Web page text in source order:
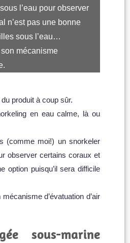
l’eau pour observer
n’est pas une bonne
sous l’eau…
son mécanisme
produit à coup sûr.
en eau calme, là ou
(comme moi!) un snorkeler
observer certains coraux et
option puisqu’il sera difficile
d’évatuation d’air
sous-marine